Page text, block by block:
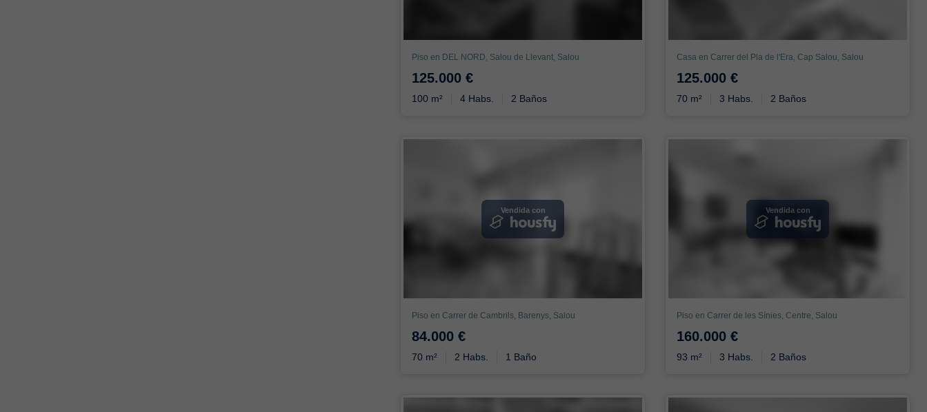
Piso en DEL NORD, Salou de Llevant, Salou
125.000 €
100 m² 4 Habs. 2 Baños
Casa en Carrer del Pla de l'Era, Cap Salou, Salou
125.000 €
70 m² 3 Habs. 2 Baños
Vendida con
Piso en Carrer de Cambrils, Barenys, Salou
84.000 €
70 m² 2 Habs. 1 Baño
Vendida con
Piso en Carrer de les Sínies, Centre, Salou
160.000 €
93 m² 3 Habs. 2 Baños